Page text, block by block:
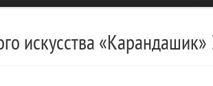
искусства «Карандашик»